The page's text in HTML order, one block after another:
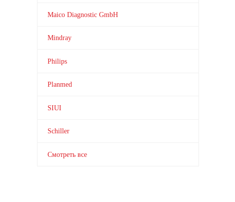
Maico Diagnostic GmbH
Mindray
Philips
Planmed
SIUI
Schiller
Смотреть все